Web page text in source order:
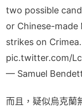
two possible
or Chinese-made
strikes on Crimea.
pic.twitter.com/
— Samuel
而且，疑似烏克蘭